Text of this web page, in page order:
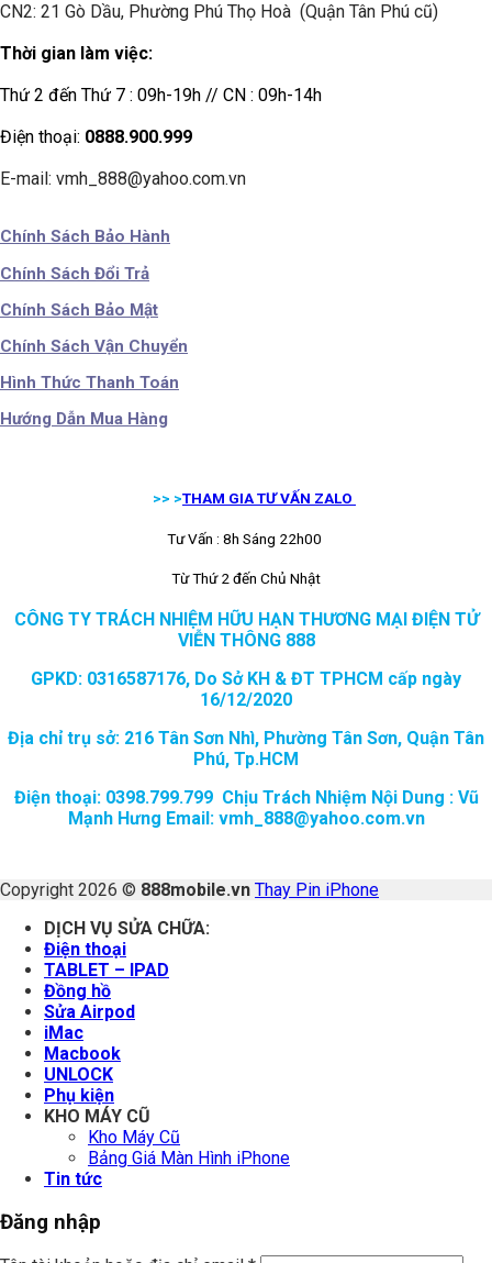
CN2: 21 Gò Dầu, Phường Phú Thọ Hoà (Quận Tân Phú cũ)
Thời gian làm việc:
Thứ 2 đến Thứ 7 : 09h-19h // CN : 09h-14h
Điện thoại: 0888.900.999
E-mail: vmh_888@yahoo.com.vn
Chính Sách Bảo Hành
Chính Sách Đổi Trả
Chính Sách Bảo Mật
Chính Sách Vận Chuyển
Hình Thức Thanh Toán
Hướng Dẫn Mua Hàng
>> >THAM GIA TƯ VẤN ZALO
Tư Vấn : 8h Sáng 22h00
Từ Thứ 2 đến Chủ Nhật
CÔNG TY TRÁCH NHIỆM HỮU HẠN THƯƠNG MẠI ĐIỆN TỬ
VIỄN THÔNG 888
GPKD: 0316587176, Do Sở KH & ĐT TPHCM cấp ngày
16/12/2020
Địa chỉ trụ sở: 216 Tân Sơn Nhì, Phường Tân Sơn, Quận Tân
Phú, Tp.HCM
Điện thoại: 0398.799.799 Chịu Trách Nhiệm Nội Dung : Vũ
Mạnh Hưng Email: vmh_888@yahoo.com.vn
Copyright 2026 © 888mobile.vn Thay Pin iPhone
DỊCH VỤ SỬA CHỮA:
Điện thoại
TABLET – IPAD
Đồng hồ
Sửa Airpod
iMac
Macbook
UNLOCK
Phụ kiện
KHO MÁY CŨ
Kho Máy Cũ
Bảng Giá Màn Hình iPhone
Tin tức
Đăng nhập